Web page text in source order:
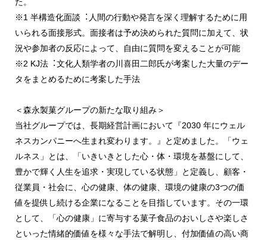
※1 半構造化面談︓人間の行動や発言を深く理解するために用
いられる面接形式。面接者は予め決められた質問に加えて、状
況や参加者の反応によって、自由に質問を変えることが可能
※2 KJ法︓文化人類学者の川喜田二郎氏が考案した大量のデー
タをまとめるために考案した手法
＜森永製菓グループの新たな取り組み＞
当社グループでは、長期経営計画において『2030 年にウェル
ネスカンパニーへ生まれ変わります。』と定めました。「ウェ
ルネス」とは、「いきいきとした心・体・環境を基盤にして、
豊かで輝く人生を追求・実現している状態」と定義し、顧客・
従業員・社会に、心の健康、体の健康、環境の健康の3つの価
値を提供し続ける企業になることを目指しています。その一環
として、「心の健康」に寄与する菓子食品のおいしさや楽しさ
といった情緒的価値を様々な手法で解明し、付加価値の高い商